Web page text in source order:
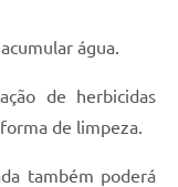
água.
de herbicidas
de limpeza.
também poderá